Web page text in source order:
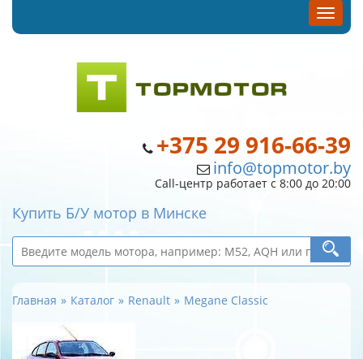
+375 29 916-66-39
info@topmotor.by
Call-центр работает с 8:00 до 20:00
Купить Б/У мотор в Минске
Главная Каталог Renault Megane Classic